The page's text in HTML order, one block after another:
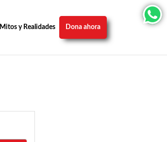
Mitos y Realidades Dona ahora